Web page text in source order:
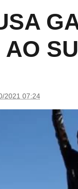
2021 07:24